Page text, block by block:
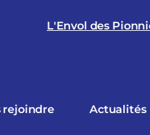
L'Envol des
rejoindre Actualités